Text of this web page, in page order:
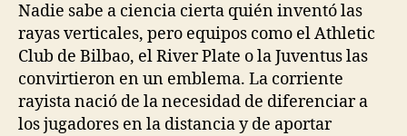
Nadie sabe a ciencia cierta quién inventó las
rayas verticales, pero equipos como el Athletic
Club de Bilbao, el River Plate o la Juventus las
convirtieron en un emblema. La corriente
rayista nació de la necesidad de diferenciar a
los jugadores en la distancia y de aportar